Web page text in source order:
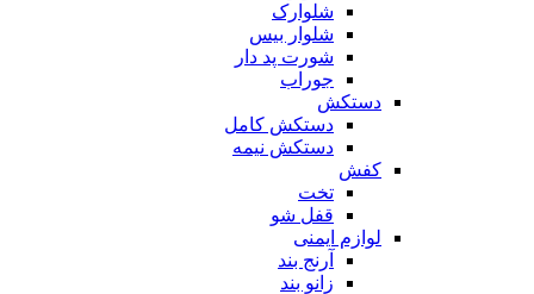
شلوارک
شلوار بیس
شورت پد دار
جوراب
دستکش
دستکش کامل
دستکش نیمه
کفش
تخت
قفل شو
لوازم ایمنی
آرنج بند
زانو بند